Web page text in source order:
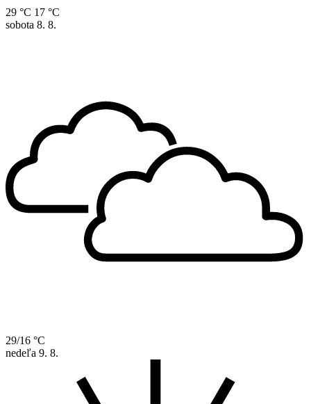
29 °C 17 °C
sobota 8. 8.
29/16 °C
nedeľa 9. 8.